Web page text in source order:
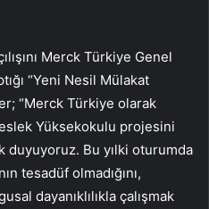
Merck Türkiye Genel
“Yeni Nesil Mülakat
“Merck Türkiye olarak
Yüksekokulu projesini
duyuyoruz. Bu yılki oturumda
tesadüf olmadığını,
dayanıklılıkla çalışmak